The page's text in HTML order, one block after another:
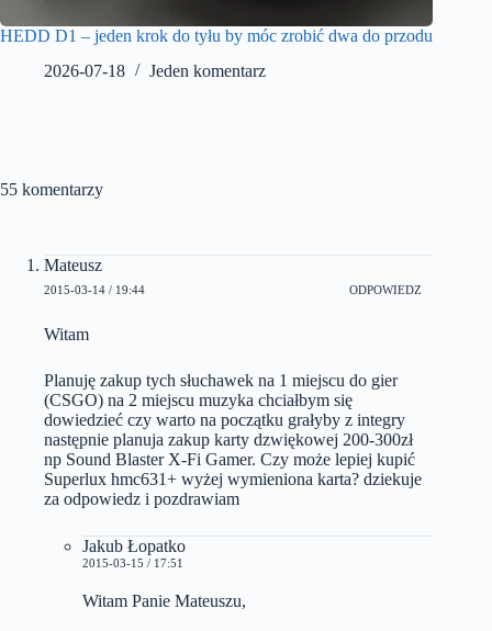
HEDD D1 – jeden krok do tyłu by móc zrobić dwa do przodu
2026-07-18
Jeden komentarz
55 komentarzy
Mateusz
2015-03-14 / 19:44 ODPOWIEDZ
Witam
Planuję zakup tych słuchawek na 1 miejscu do gier
(CSGO) na 2 miejscu muzyka chciałbym się
dowiedzieć czy warto na początku grałyby z integry
następnie planuja zakup karty dzwiękowej 200-300zł
np Sound Blaster X-Fi Gamer. Czy może lepiej kupić
Superlux hmc631+ wyżej wymieniona karta? dziekuje
za odpowiedz i pozdrawiam
Jakub Łopatko
2015-03-15 / 17:51
Witam Panie Mateuszu,